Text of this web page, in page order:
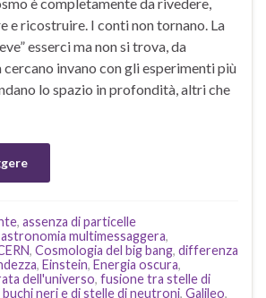
è completamente da rivedere,
e ricostruire. I conti non tornano. La
esserci ma non si trova, da
cercano invano con gli esperimenti più
lo spazio in profondità, altri che
, assenza di particelle
astronomia multimessaggera,
, Cosmologia del big bang, differenza
, Einstein, Energia oscura,
dell'universo, fusione tra stelle di
neri e di stelle di neutroni, Galileo,